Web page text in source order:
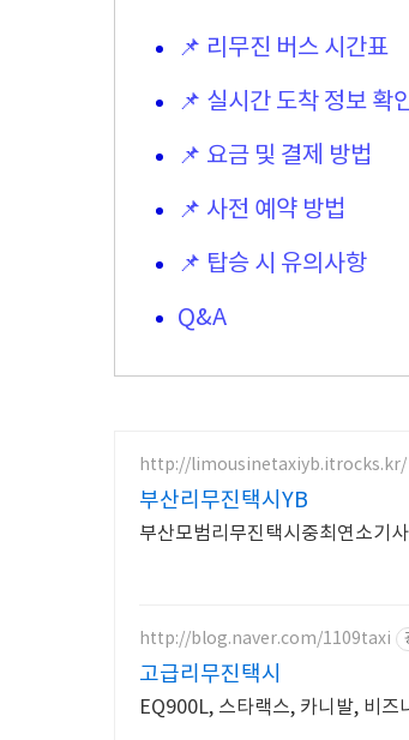
📌 리무진 버스 시간표
📌 실시간 도착 정보 확
📌 요금 및 결제 방법
📌 사전 예약 방법
📌 탑승 시 유의사항
Q&A
http://limousinetaxiyb.itrocks.kr/
부산리무진택시YB
부산모범리무진택시중최연소기
http://blog.naver.com/1109taxi
고급리무진택시
EQ900L, 스타랙스, 카니발, 비